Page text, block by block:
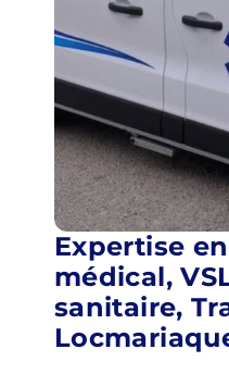
Expertise
médical,
sanitaire,